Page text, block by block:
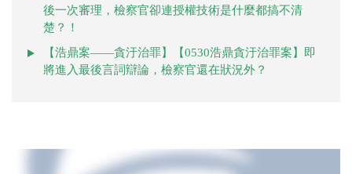
後一次審理，檢察官卻連授權技術是什麼都搞不清
楚？！
【浩鼎案——貪汙治罪】【0530浩鼎貪汙治罪案】即
將進入最後言詞辯論，檢察官還在狀況外？